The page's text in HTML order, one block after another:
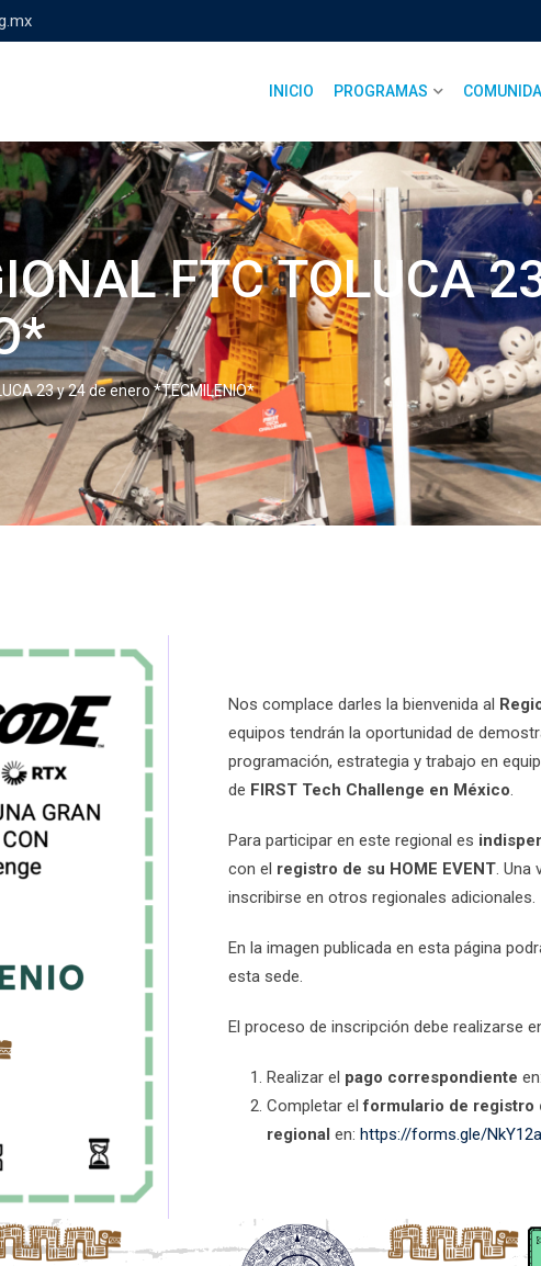
INICIO PROGRAMAS
FTC TOLUCA
23 y 24 de enero *TECMILENIO*
Nos complace darles la bienvenida al
equipos tendrán la oportunidad de
programación, estrategia y trabajo en
de FIRST Tech Challenge en México
Para participar en este regional es
con el registro de su HOME EVENT .
inscribirse en otros regionales adicionales.
En la imagen publicada en esta página
esta sede.
El proceso de inscripción debe realizarse
Realizar el pago correspondiente
Completar elformulario de registro
regional en:https://forms.gle/